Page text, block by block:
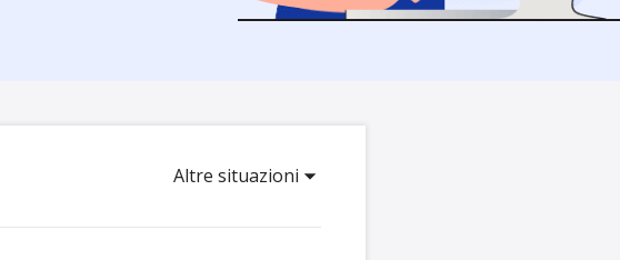
Video Downloader
Strumenti AI
Rimuovi le voci online gratis
Altre situazioni